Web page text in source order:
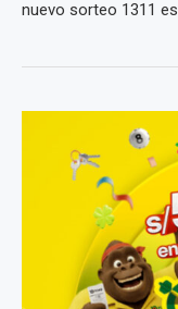
nuevo sorteo 1311